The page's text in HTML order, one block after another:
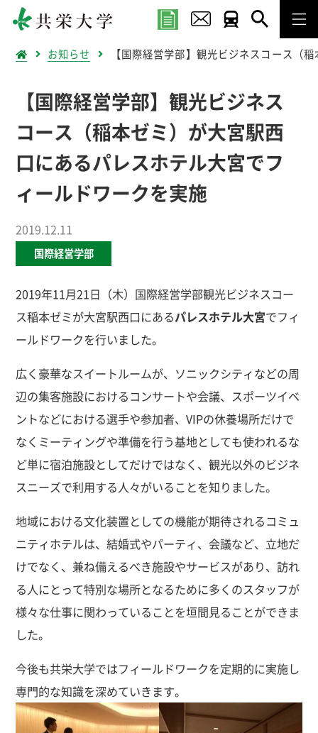
お知らせ 【国際経営学部】観光ビジネスコース（
【国際経営学部】観光ビジネス
コース（稲本ゼミ）が大宮駅西
口にあるパレスホテル大宮でフ
ィールドワークを実施
2019.12.11
国際経営学部
2019年11月21日（木）国際経営学部観光ビジネスコー
ス稲本ゼミが大宮駅西口にあるパレスホテル大宮でフィ
ールドワークを行いました。
広く豪華なスイートルームが、ソニックシティなどの周
辺の集客施設におけるコンサートや会議、スポーツイベ
ントなどにおける選手や参加者、VIPの休養場所だけで
なくミーティングや準備を行う基地としても使われるな
ど単に宿泊施設としてだけではなく、観光以外のビジネ
スニーズで利用する人々がいることを知りました。
地域における文化装置としての機能が期待されるコミュ
ニティホテルは、結婚式やパーティ、会議など、立地だ
けでなく、兼ね備えるべき施設やサービスがあり、訪れ
る人にとって特別な場所となるために多くのスタッフが
様々な仕事に関わっていることを垣間見ることができま
した。
今後も共栄大学ではフィールドワークを定期的に実施し
専門的な知識を深めていきます。